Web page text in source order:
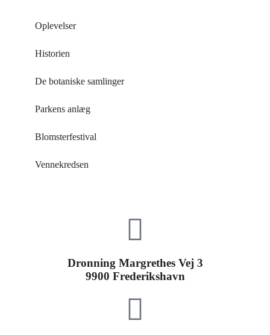
Oplevelser
Historien
De botaniske samlinger
Parkens anlæg
Blomsterfestival
Vennekredsen
Dronning Margrethes Vej 3
9900 Frederikshavn